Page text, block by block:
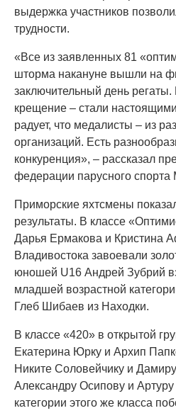
выдержка участников
трудности.
«Все из заявленных 81
шторма накануне вышли на
заключительный день
крещение – стали
радует, что медалисты – из
организаций. Есть
конкуренция», – рассказал
федерации парусного
Приморские яхтсмены
результаты. В классе
Дарья Ермакова и Кристина
Владивостока завоевали
юношей U16 Андрей Зубрий
младшей возрастной
Глеб Шибаев из Находки.
В классе «420» в открытой
Екатерина Юрку и Архип
Никите Соловейчику и
Александру Осипову и
категории этого же класса